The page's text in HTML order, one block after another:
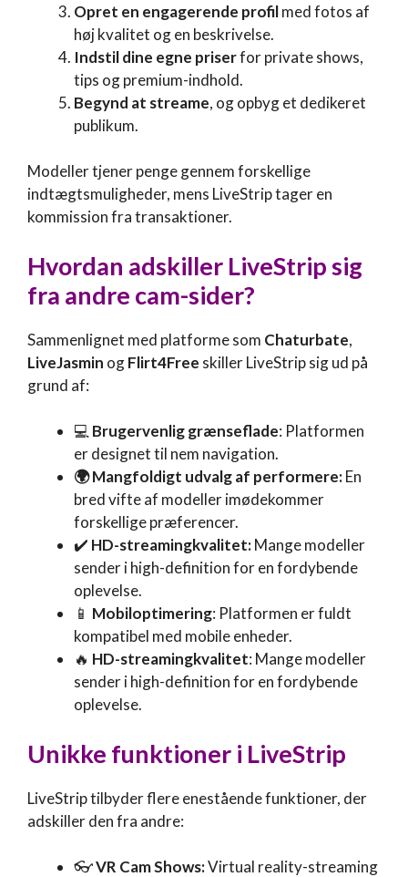
Opret en engagerende profilmed fotos af
høj kvalitet og en beskrivelse.
Indstil dine egne priserfor private shows,
tips og premium-indhold.
Begynd at streame, og opbyg et dedikeret
publikum.
Modeller tjener penge gennem forskellige
indtægtsmuligheder, mens LiveStrip tager en
kommission fra transaktioner.
Hvordan adskiller LiveStrip sig
fra andre cam-sider?
Sammenlignet med platforme som Chaturbate,
LiveJasmin ogFlirt4Free skiller LiveStrip sig ud på
grund af:
💻 Brugervenlig grænseflade: Platformen
er designet til nem navigation.
🌍 Mangfoldigt udvalg af performere:En
bred vifte af modeller imødekommer
forskellige præferencer.
✔️ HD-streamingkvalitet:Mange modeller
sender i high-definition for en fordybende
oplevelse.
📱 Mobiloptimering: Platformen er fuldt
kompatibel med mobile enheder.
🔥 HD-streamingkvalitet: Mange modeller
sender i high-definition for en fordybende
oplevelse.
Unikke funktioner i LiveStrip
LiveStrip tilbyder flere enestående funktioner, der
adskiller den fra andre:
👓VR Cam Shows:Virtual reality-streaming